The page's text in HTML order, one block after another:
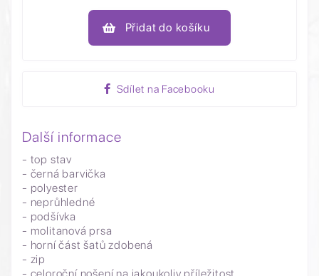
Přidat do košíku
Sdílet na Facebooku
Další informace
- top stav
- černá barvička
- polyester
- neprůhledné
- podšívka
- molitanová prsa
- horní část šatů zdobená
- zip